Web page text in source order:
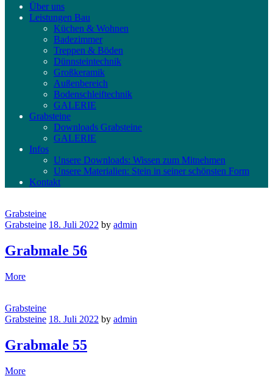
Über uns
Leistungen Bau
Küchen & Wohnen
Badezimmer
Treppen & Böden
Dünnsteintechnik
Großkeramik
Außenbereich
Bodenschleiftechnik
GALERIE
Grabsteine
Downloads Grabsteine
GALERIE
Infos
Unsere Downloads: Wissen zum Mitnehmen
Unsere Materialien: Stein in seiner schönsten Form
Kontakt
Grabsteine
Grabsteine 18. Juli 2022 by admin
Grabmale 56
More
Grabsteine
Grabsteine 18. Juli 2022 by admin
Grabmale 55
More